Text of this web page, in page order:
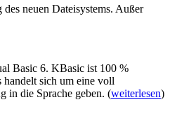
neuen Dateisystems. Außer
Basic 6. KBasic ist 100 %
sich um eine voll
in die Sprache geben. (weiterlesen)